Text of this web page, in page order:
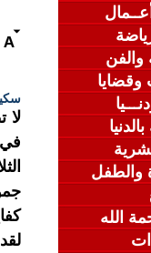
والفن
وقضايا
والطفل
الله
لا
في